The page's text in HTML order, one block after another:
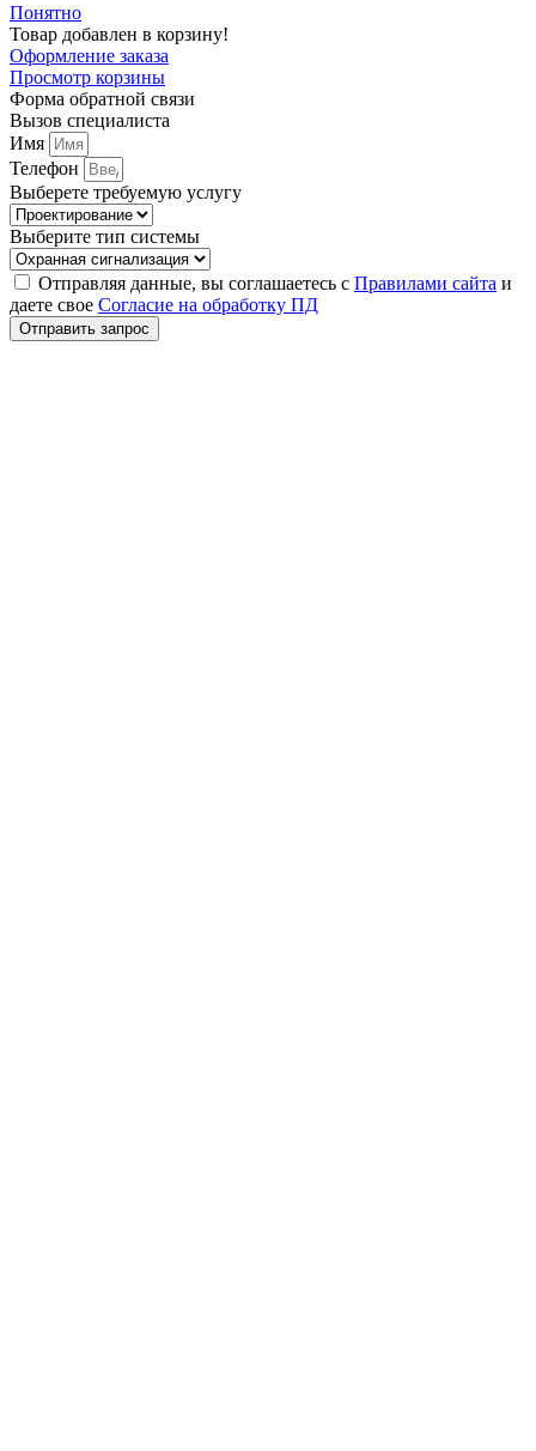
Понятно
Товар добавлен в корзину!
Оформление заказа
Просмотр корзины
Форма обратной связи
Вызов специалиста
Имя
Телефон
Выберете требуемую услугу
Выберите тип системы
Отправляя данные, вы соглашаетесь с Правилами сайта и
даете свое Согласие на обработку ПД
Отправить запрос